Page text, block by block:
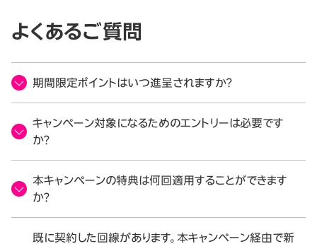
よくあるご質問
期間限定ポイントはいつ進呈されますか？
キャンペーン対象になるためのエントリーは必要です
か？
本キャンペーンの特典は何回適用することができます
か？
既に契約した回線があります。本キャンペーン経由で新